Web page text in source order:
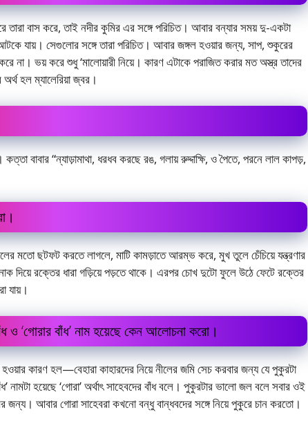
তারা বাস করে, তাই নদীর কুমির এর সঙ্গে পরিচিত। আবার বন্যার সময় দু-একটা
যায়। সেগুলোর সঙ্গে তারা পরিচিত। আবার জঙ্গল হওয়ার জন্য, সাপ, শুকুরের
না। ভয় করে শুধু ‘মালোয়ারী নিয়ে। কারণ এটাকে পরাজিত করার মত অস্ত্র তাদের
অর্থ হল ম্যালেরিয়া জ্বর।
কত্তা বাবার “ন্যাড়ামাথা, ধরধব করছে রঙ, গলায় রুদ্দাক্ষি, ও পৈতে, পরনে লাল কাপড়,
মতো ছটফট করতে লাগলে, মাটি কামড়াতে আরম্ভ করে, মুখ তুলে চেঁচিয়ে যন্ত্রণার
দিয়ে রক্তের ধারা গড়িয়ে পড়তে থাকে। এরপর চোখ দুটো ফুলে উঠে ফেটে রক্তের
যায়।
ও ‘গোরার বাঁধ’ নাম হয়েছে কেন আলোচনা করো।
হওয়ার কারণ হল—বেহারা কাহারদের নিয়ে নীলের জমি সেচ করবার জন্য যে পুকুরটা
নামটা হয়েছে ‘গোরা’ অর্থাৎ সাহেবদের বাঁধ বলে। পুকুরটার ভালো জল বলে সবার ওই
জন্য। আবার গোরা সাহেবরা কখনো বন্ধু বান্ধবদের সঙ্গে নিয়ে পুকুরে চান করতো।